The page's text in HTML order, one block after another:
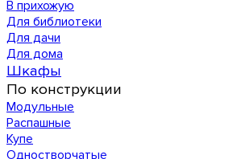
В прихожую
Для библиотеки
Для дачи
Для дома
Шкафы
По конструкции
Модульные
Распашные
Купе
Одностворчатые